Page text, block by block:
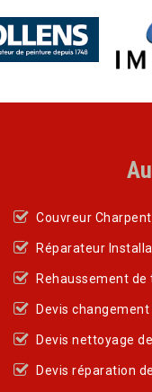
Couvreur
Réparateur
Rehaussement
Devis
Devis nettoyage
Devis réparation